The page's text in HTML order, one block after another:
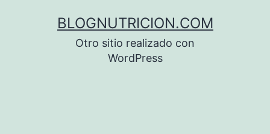
BLOGNUTRICION.COM
Otro sitio realizado con
WordPress